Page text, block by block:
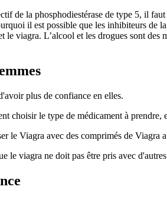
de la phosphodiestérase de type 5, il
il est possible que les inhibiteurs de
le viagra. L’alcool et les drogues sont des
plus de confiance en elles.
choisir le type de médicament à
le Viagra avec des comprimés de
le viagra ne doit pas être pris avec